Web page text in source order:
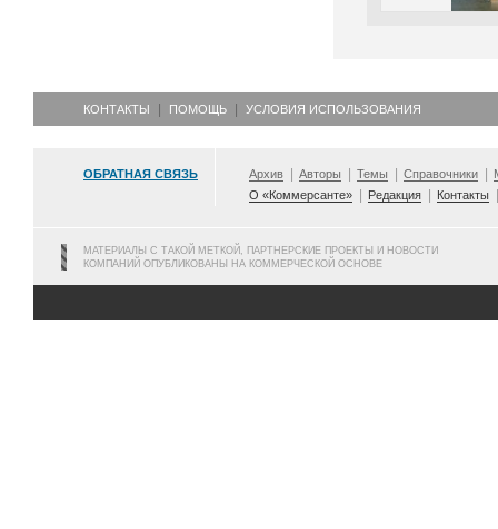
КОНТАКТЫ ПОМОЩЬ УСЛОВИЯ ИСПОЛЬЗОВАНИЯ
ОБРАТНАЯ СВЯЗЬ Архив Авторы Темы Справочники
О «Коммерсанте»
Редакция Контакты
МАТЕРИАЛЫ С ТАКОЙ МЕТКОЙ, ПАРТНЕРСКИЕ ПРОЕКТЫ И НОВОСТИ
КОМПАНИЙ ОПУБЛИКОВАНЫ НА КОММЕРЧЕСКОЙ ОСНОВЕ